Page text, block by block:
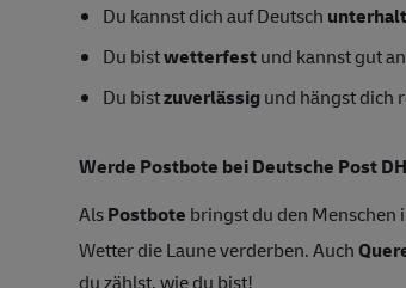
Du kannst dich auf Deutsch
Du bistwetterfestund kannst gut
Du bistzuverlässig und hängst dich
Werde Postbote bei Deutsche Post
AlsPostbote bringst du den Menschen
Wetter die Laune verderben. Auch
du zählst, wie du bist!